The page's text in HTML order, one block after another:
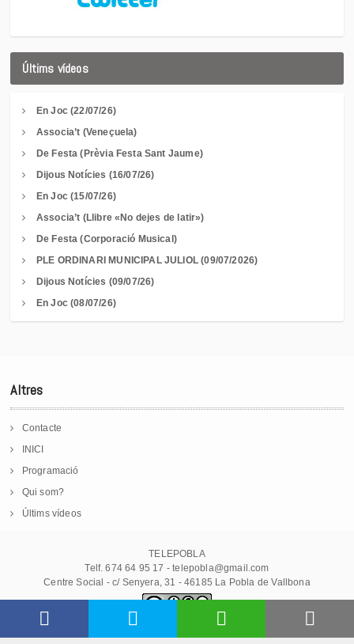
Últims vídeos
En Joc (22/07/26)
Associa’t (Veneçuela)
De Festa (Prèvia Festa Sant Jaume)
Dijous Notícies (16/07/26)
En Joc (15/07/26)
Associa’t (Llibre «No dejes de latir»)
De Festa (Corporació Musical)
PLE ORDINARI MUNICIPAL JULIOL (09/07/2026)
Dijous Notícies (09/07/26)
En Joc (08/07/26)
Altres
Contacte
INICI
Programació
Qui som?
Últims vídeos
TELEPOBLA
Telf. 674 64 95 17 - telepobla@gmail.com
Centre Social - c/ Senyera, 31 - 46185 La Pobla de Vallbona